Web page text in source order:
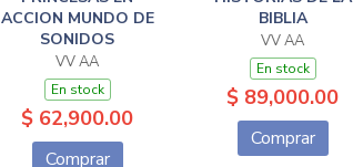
ACCION MUNDO DE
SONIDOS
VV AA
En stock
$ 62,900.00
Comprar
BIBLIA
VV AA
En stock
$ 89,000.00
Comprar